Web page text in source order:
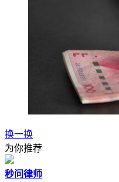
换一换
为你推荐
秒问律师